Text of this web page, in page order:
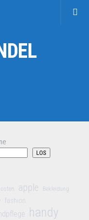
LOS
apple Bekleidung
fashion
handy